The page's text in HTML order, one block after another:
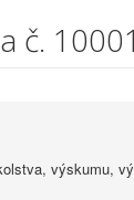
č.
výskumu,